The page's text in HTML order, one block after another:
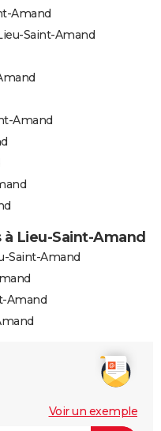
Amand
Saint-Amand
Amand
Lieu-Saint-Amand
Saint-Amand
Amand
Voir un exemple